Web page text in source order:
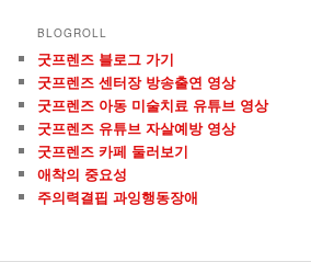
BLOGROLL
굿프렌즈 블로그 가기
굿프렌즈 센터장 방송출연 영상
굿프렌즈 아동 미술치료 유튜브 영상
굿프렌즈 유튜브 자살예방 영상
굿프렌즈 카페 둘러보기
애착의 중요성
주의력결핍 과잉행동장애